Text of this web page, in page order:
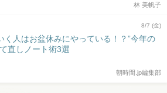
林 美帆子
8/7 (金)
く人はお盆休みにやっている！？”今年の
直しノート術3選
朝時間.jp編集部